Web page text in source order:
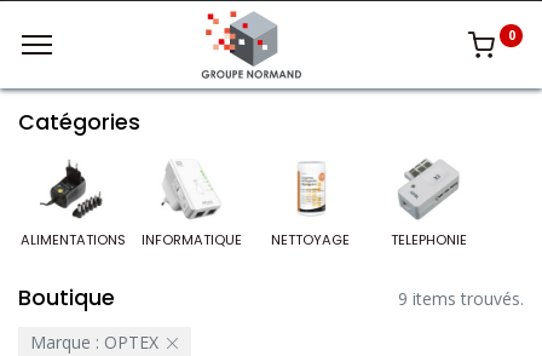
0
Catégories
ALIMENTATIONS INFORMATIQUE NETTOYAGE TELEPHONIE
Boutique
9 items trouvés.
Marque : OPTEX